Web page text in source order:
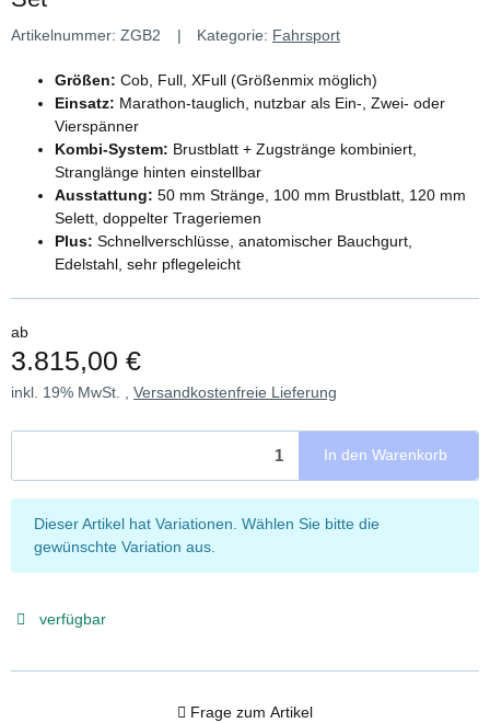
Artikelnummer: ZGB2 Kategorie: Fahrsport
Größen: Cob, Full, XFull (Größenmix möglich)
Einsatz: Marathon-tauglich, nutzbar als Ein-, Zwei- oder
Vierspänner
Kombi-System: Brustblatt + Zugstränge kombiniert,
Stranglänge hinten einstellbar
Ausstattung: 50 mm Stränge, 100 mm Brustblatt, 120 mm
Selett, doppelter Trageriemen
Plus: Schnellverschlüsse, anatomischer Bauchgurt,
Edelstahl, sehr pflegeleicht
ab
3.815,00 €
inkl. 19% MwSt. , Versandkostenfreie Lieferung
In den Warenkorb
x
Dieser Artikel hat Variationen. Wählen Sie bitte die
gewünschte Variation aus.
verfügbar
Frage zum Artikel